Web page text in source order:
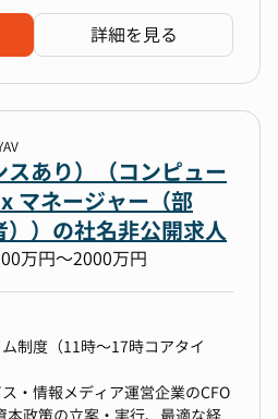
索する
クイティ・デット）の戦略立案と
る予算管理、予実分析を通じた
など非連続な成長を実現するた
行
内部統制の体制構築
は「文系のセキュリティ」領域
トアップの立ち上がりがみられ
場の成長が予測される領域であ
ー経験
VCファンドにおけるリサーチや
詳細を見る
スあり）（コンピュー
マネージャー（部
）の社名非公開求人
万円〜2000万円
制度（11時～17時コアタイ
・情報メディア運営企業のCFO